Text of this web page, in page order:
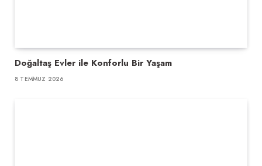
Doğaltaş Evler ile Konforlu Bir Yaşam
8 TEMMUZ 2026